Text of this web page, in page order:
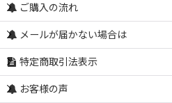
ご購入の流れ
メールが届かない場合は
特定商取引法表示
お客様の声